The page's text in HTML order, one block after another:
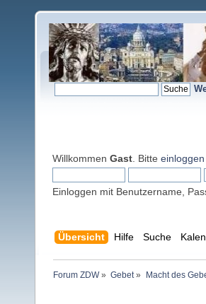
Willkommen Gast . Bitte einloggen
Einloggen mit Benutzername,
Übersicht Hilfe Suche
Forum ZDW» Gebet» Macht des